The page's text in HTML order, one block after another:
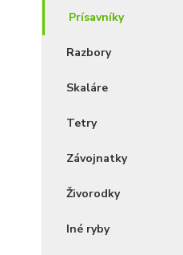
Prísavníky
Razbory
Skaláre
Tetry
Závojnatky
Živorodky
Iné ryby